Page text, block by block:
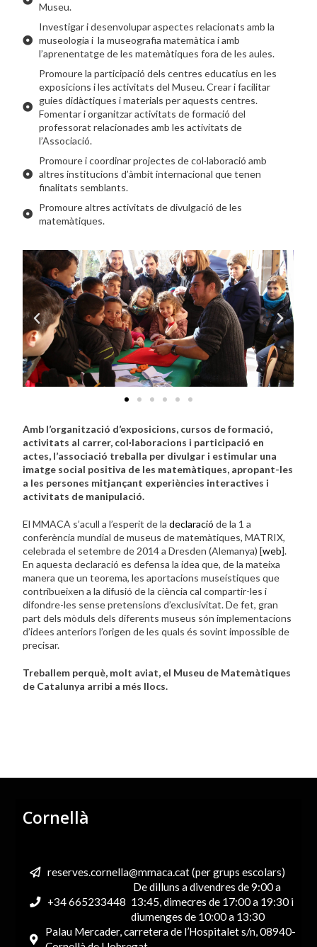
Museu.
Investigar i desenvolupar aspectes relacionats amb la
museologia i la museografia matemàtica i amb
l’aprenentatge de les matemàtiques fora de les aules.
Promoure la participació dels centres educatius en les
exposicions i les activitats del Museu. Crear i facilitar
guies didàctiques i materials per aquests centres.
Fomentar i organitzar activitats de formació del
professorat relacionades amb les activitats de
l’Associació.
Promoure i coordinar projectes de col·laboració amb
altres institucions d’àmbit internacional que tenen
finalitats semblants.
Promoure altres activitats de divulgació de les
matemàtiques.
Amb l’organització d’exposicions, cursos de formació,
activitats al carrer, col·laboracions i participació en
actes, l’associació treballa per divulgar i estimular una
imatge social positiva de les matemàtiques, apropant-les
a les persones mitjançant experiències interactives i
activitats de manipulació.
El MMACA s’acull a l’esperit de ladeclaració de la 1 a
conferència mundial de museus de matemàtiques, MATRIX,
celebrada el setembre de 2014 a Dresden (Alemanya) [web].
En aquesta declaració es defensa la idea que, de la mateixa
manera que un teorema, les aportacions museístiques que
contribueixen a la difusió de la ciència cal compartir-les i
difondre-les sense pretensions d’exclusivitat. De fet, gran
part dels mòduls dels diferents museus són implementacions
d’idees anteriors l’origen de les quals és sovint impossible de
precisar.
Treballem perquè, molt aviat, el Museu de Matemàtiques
de Catalunya arribi a més llocs.
Cornellà
reserves.cornella@mmaca.cat (per grups escolars)
+34 665233448
De dilluns a divendres de 9:00 a
13:45, dimecres de 17:00 a 19:30 i
diumenges de 10:00 a 13:30
Palau Mercader, carretera de l’Hospitalet s/n, 08940-